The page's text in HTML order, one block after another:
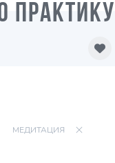
ПРАКТИКУ
МЕДИТАЦИЯ